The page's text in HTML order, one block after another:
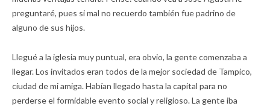
preguntaré, pues si mal no recuerdo también fue padrino de
alguno de sus hijos.
Llegué a la iglesia muy puntual, era obvio, la gente comenzaba a
llegar. Los invitados eran todos de la mejor sociedad de Tampico,
ciudad de mi amiga. Habían llegado hasta la capital para no
perderse el formidable evento social y religioso. La gente iba